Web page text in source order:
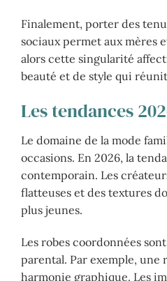
Finalement, porter des
sociaux permet aux mères
alors cette singularité
beauté et de style qui
Les tendances
Le domaine de la mode
occasions. En 2026, la
contemporain. Les
flatteuses et des textures
plus jeunes.
Les robes coordonnées
parental. Par exemple, une
harmonie graphique. Les